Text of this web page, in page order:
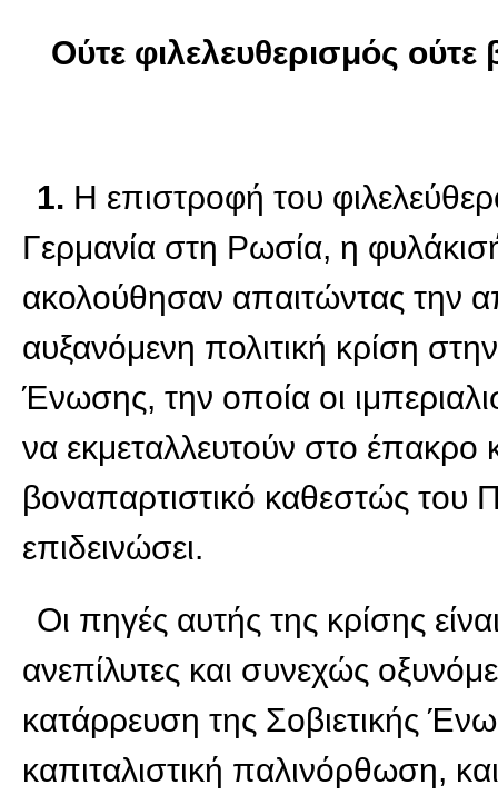
Ούτε φιλελευθερισμός
1. Η επιστροφή του
Γερμανία στη Ρωσία, η
ακολούθησαν απαιτώντας την
αυξανόμενη πολιτική κρίση
Ένωσης, την οποία οι
να εκμεταλλευτούν στο έπακρο
βοναπαρτιστικό καθεστώς του
επιδεινώσει.
Οι πηγές αυτής της κρίσης
ανεπίλυτες και συνεχώς
κατάρρευση της Σοβιετικής
καπιταλιστική παλινόρθωση,